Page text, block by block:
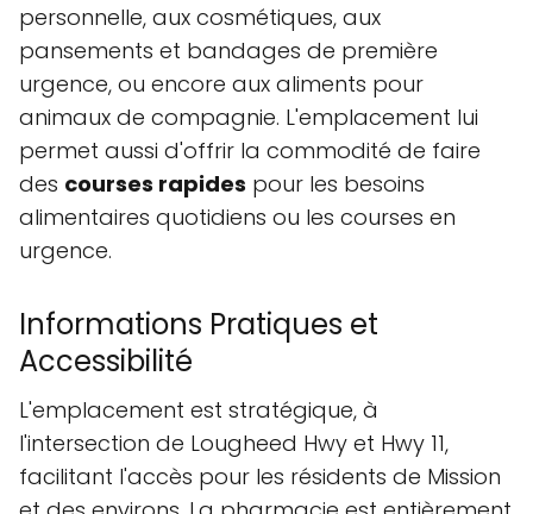
personnelle, aux cosmétiques, aux
pansements et bandages de première
urgence, ou encore aux aliments pour
animaux de compagnie. L'emplacement lui
permet aussi d'offrir la commodité de faire
des courses rapides pour les besoins
alimentaires quotidiens ou les courses en
urgence.
Informations Pratiques et
Accessibilité
L'emplacement est stratégique, à
l'intersection de Lougheed Hwy et Hwy 11,
facilitant l'accès pour les résidents de Mission